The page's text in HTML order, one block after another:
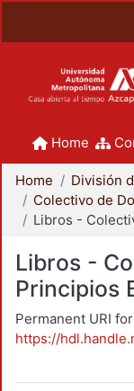
Home
Home
Libros -
Principios
Permanent URI
https://